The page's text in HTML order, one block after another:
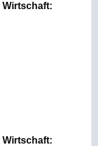
Wirtschaft:
Wirtschaft: